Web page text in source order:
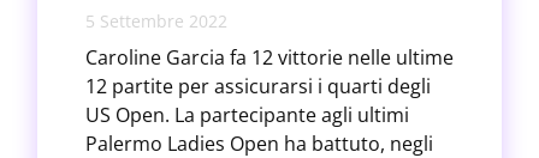
5 Settembre 2022
Caroline Garcia fa 12 vittorie nelle ultime
12 partite per assicurarsi i quarti degli
US Open. La partecipante agli ultimi
Palermo Ladies Open ha battuto, negli